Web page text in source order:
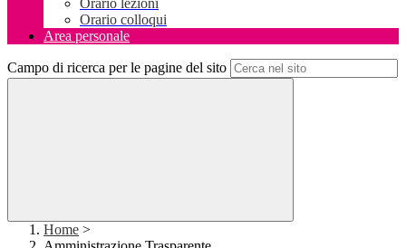
Orario lezioni
Orario colloqui
Area personale
Campo di ricerca per le pagine del sito
Home >